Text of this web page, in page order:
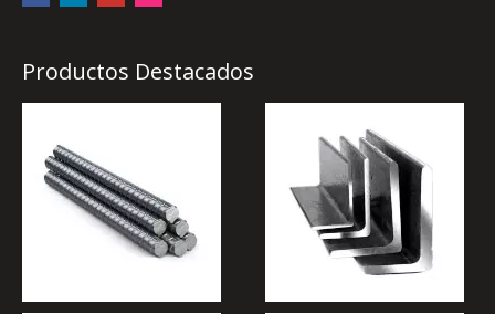
Productos Destacados